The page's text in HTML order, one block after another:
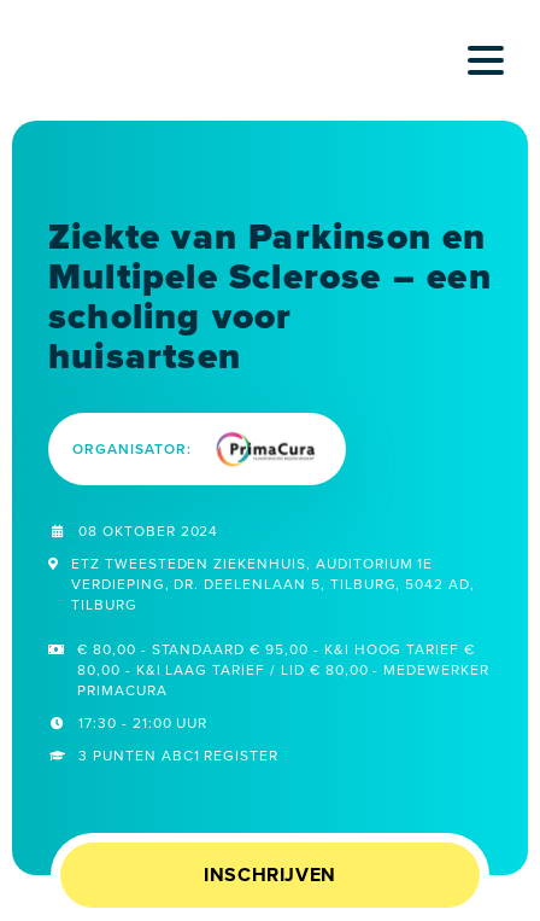
Ziekte van Parkinson en
Multipele Sclerose – een
scholing voor
huisartsen
ORGANISATOR:
08 OKTOBER 2024
ETZ TWEESTEDEN ZIEKENHUIS, AUDITORIUM 1E
VERDIEPING, DR. DEELENLAAN 5, TILBURG, 5042 AD,
TILBURG
€ 80,00 - STANDAARD € 95,00 - K&I HOOG TARIEF €
80,00 - K&I LAAG TARIEF / LID € 80,00 - MEDEWERKER
PRIMACURA
17:30 - 21:00 UUR
3 PUNTEN ABC1 REGISTER
INSCHRIJVEN